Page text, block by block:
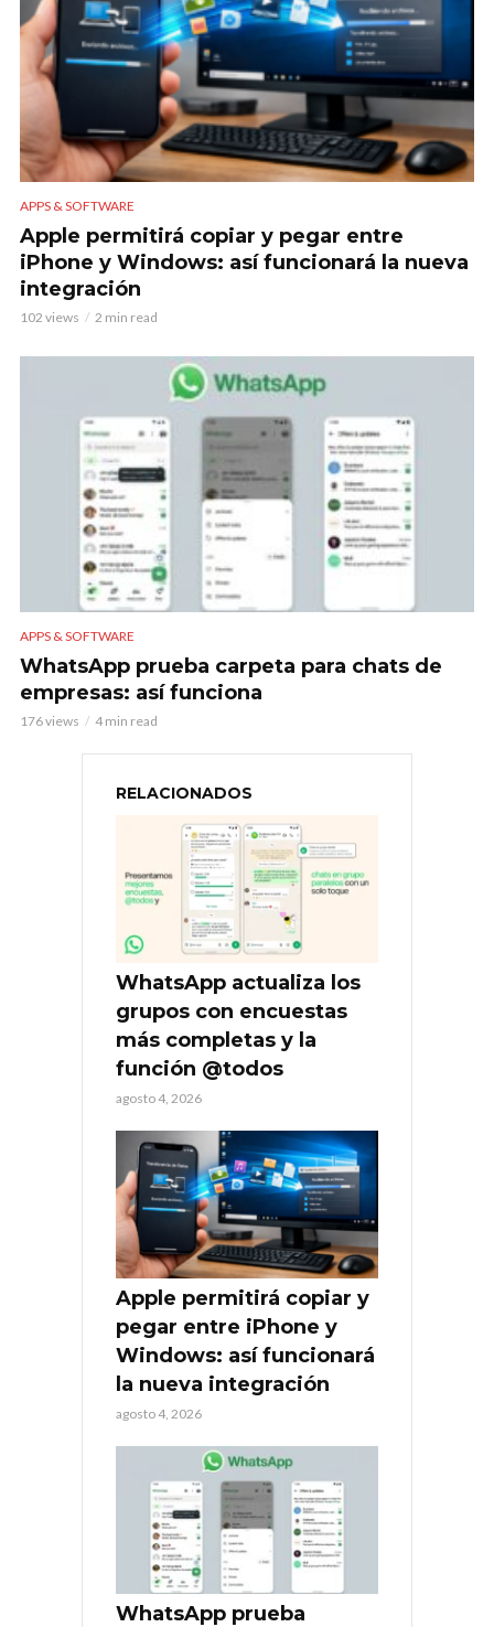
APPS & SOFTWARE
Apple permitirá copiar y pegar entre
iPhone y Windows: así funcionará la nueva
integración
102 views 2 min read
APPS & SOFTWARE
WhatsApp prueba carpeta para chats de
empresas: así funciona
176 views 4 min read
RELACIONADOS
WhatsApp actualiza los
grupos con encuestas
más completas y la
función @todos
agosto 4, 2026
Apple permitirá copiar y
pegar entre iPhone y
Windows: así funcionará
la nueva integración
agosto 4, 2026
WhatsApp prueba